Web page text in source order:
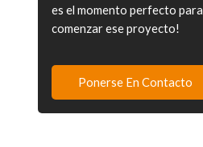
es el momento perfecto para
comenzar ese proyecto!
Ponerse En Contacto